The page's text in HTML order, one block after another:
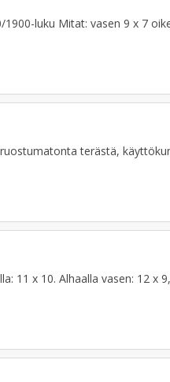
luku Mitat: vasen 9 x 7
terästä,
11 x 10. Alhaalla vasen: 12 x